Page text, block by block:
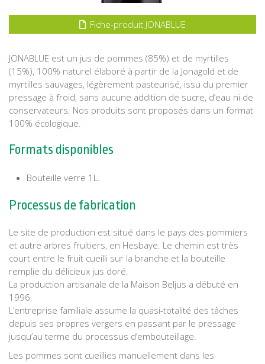
Fiche-produit JONABLUE
JONABLUE est un jus de pommes (85%) et de myrtilles
(15%), 100% naturel élaboré à partir de la Jonagold et de
myrtilles sauvages, légèrement pasteurisé, issu du premier
pressage à froid, sans aucune addition de sucre, d’eau ni de
conservateurs. Nos produits sont proposés dans un format
100% écologique.
Formats disponibles
Bouteille verre 1L.
Processus de fabrication
Le site de production est situé dans le pays des pommiers
et autre arbres fruitiers, en Hesbaye. Le chemin est très
court entre le fruit cueilli sur la branche et la bouteille
remplie du délicieux jus doré.
La production artisanale de la Maison Beljus a débuté en
1996.
L’entreprise familiale assume la quasi-totalité des tâches
depuis ses propres vergers en passant par le pressage
jusqu’au terme du processus d’embouteillage.
Les pommes sont cueillies manuellement dans les